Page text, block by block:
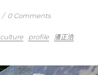
/ 0 Comments
culture profile 潘正浩